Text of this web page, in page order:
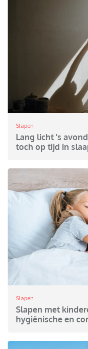
Slapen
Lang licht ’s
toch op tijd in
Slapen
Slapen met
hygiënische en